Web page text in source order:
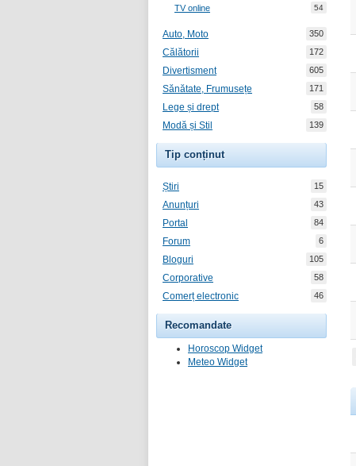
TV online 54
Auto, Moto 350
Călătorii 172
Divertisment 605
Sănătate, Frumusețe 171
Lege și drept 58
Modă și Stil 139
Tip conținut
Știri 15
Anunțuri 43
Portal 84
Forum 6
Bloguri 105
Corporative 58
Comerț electronic 46
Recomandate
Horoscop Widget
Meteo Widget